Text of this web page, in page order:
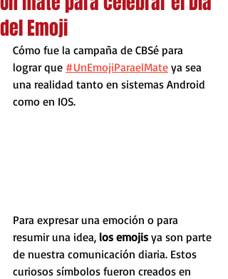
del Emoji
Cómo fue la campaña de CBSé para
lograr que #UnEmojiParaelMate ya sea
una realidad tanto en sistemas Android
como en IOS.
Para expresar una emoción o para
resumir una idea, los emojis ya son parte
de nuestra comunicación diaria. Estos
curiosos símbolos fueron creados en